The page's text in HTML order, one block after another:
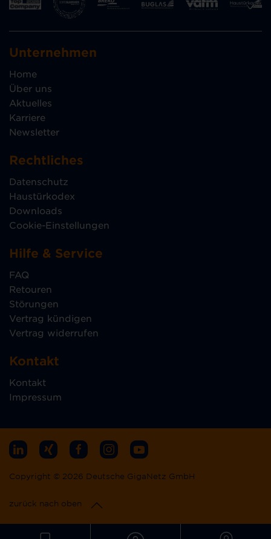
Unternehmen
Home
Über uns
Aktuelles
Karriere
Newsletter
Rechtliches
Datenschutz
Haustürkodex
Downloads
Cookie-Einstellungen
Hilfe & Service
FAQ
Retouren
Störungen
Vertrag kündigen
Vertrag widerrufen
Kontakt
Kontakt
Impressum
Copyright © 2026 Deutsche GigaNetz GmbH
zurück nach oben